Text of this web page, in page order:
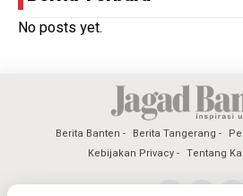
No posts yet.
Berita Banten Berita Tangerang
Kebijakan Privacy
Tentang